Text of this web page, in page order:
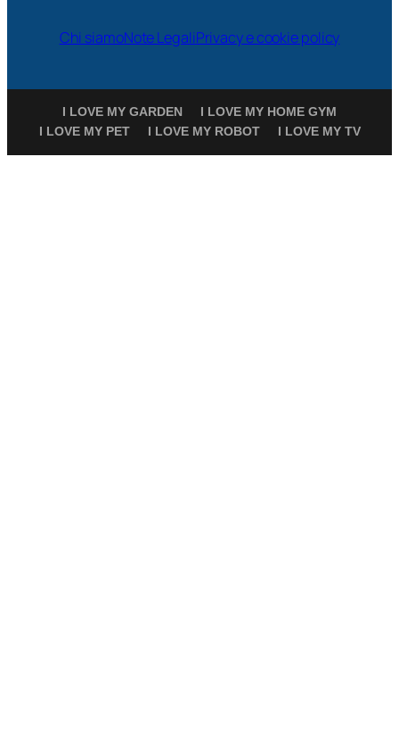
Chi siamoNote LegaliPrivacy e cookie policy
I LOVE MY GARDEN
I LOVE MY HOME GYM
I LOVE MY PET
I LOVE MY ROBOT I LOVE MY TV